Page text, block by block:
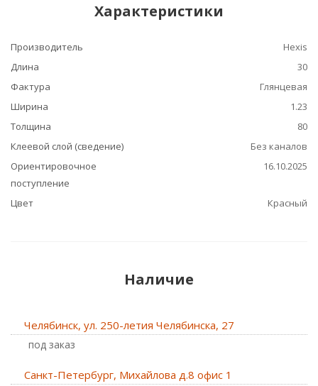
Характеристики
Производитель
Hexis
Длина
30
Фактура
Глянцевая
Ширина
1.23
Толщина
80
Клеевой слой (сведение)
Без каналов
Ориентировочное
поступление
16.10.2025
Цвет Красный
Наличие
Челябинск, ул. 250-летия Челябинска, 27
Под заказ
Санкт-Петербург, Михайлова д.8 офис 1